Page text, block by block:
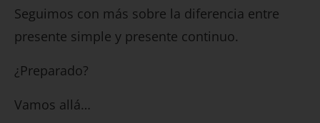
Seguimos con más sobre la diferencia entre
presente simple y presente continuo.
¿Preparado?
Vamos allá…